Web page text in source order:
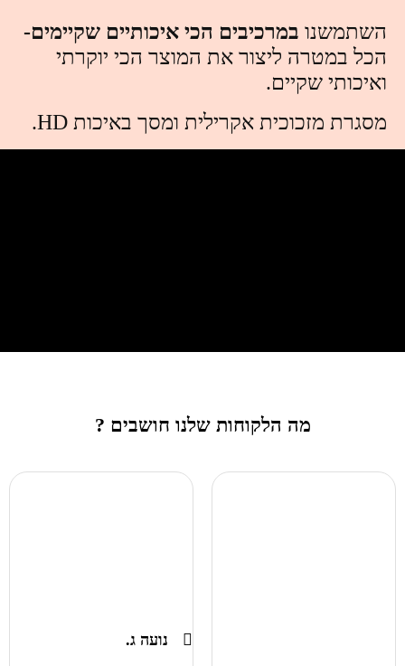
השתמשנו במרכיבים הכי איכותיים שקיימים-
הכל במטרה ליצור את המוצר הכי יוקרתי
ואיכותי שקיים.
מסגרת מזכוכית אקרילית ומסך באיכות HD.
מה הלקוחות שלנו חושבים ?
נועה ג.